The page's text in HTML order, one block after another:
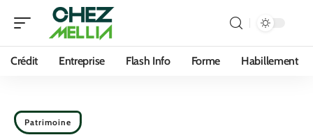
Crédit Entreprise Flash Info Forme Habillement
Patrimoine